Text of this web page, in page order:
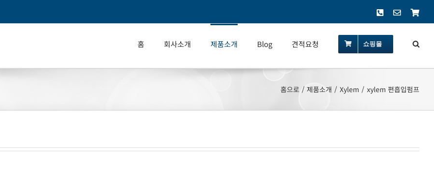
Phone이
쇼
홈 회사소개 제품소개 Blog 견적요청 쇼핑몰
홈으로 제품소개 Xylem xylem 편흡입펌프